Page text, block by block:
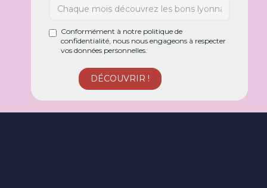
Conformément à notre politique de
confidentialité, nous nous engageons à respecter
vos données personnelles.